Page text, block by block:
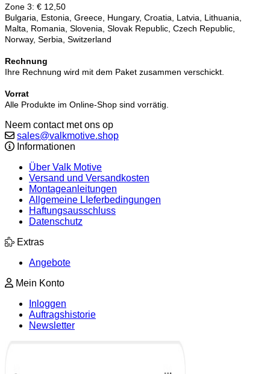
Zone 3: € 12,50
Bulgaria, Estonia, Greece, Hungary, Croatia, Latvia, Lithuania,
Malta, Romania, Slovenia, Slovak Republic, Czech Republic,
Norway, Serbia, Switzerland
Rechnung
Ihre Rechnung wird mit dem Paket zusammen verschickt.
Vorrat
Alle Produkte im Online-Shop sind vorrätig.
Neem contact met ons op
sales@valkmotive.shop
Informationen
Über Valk Motive
Versand und Versandkosten
Montageanleitungen
Allgemeine LIeferbedingungen
Haftungsausschluss
Datenschutz
Extras
Angebote
Mein Konto
Inloggen
Auftragshistorie
Newsletter